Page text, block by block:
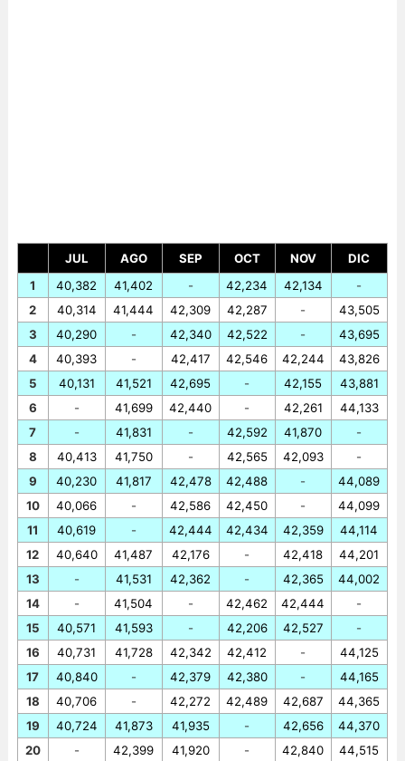
JUL AGO SEP OCT NOV
DIC
1
2
3
4
5
6
7
8
9
10
11
12
13
14
15
16
17
18
19
20
40,382
40,314
40,290
40,393
40,131
-
-
40,413
40,230
40,066
40,619
40,640
-
-
40,571
40,731
40,840
40,706
40,724
-
41,402
41,444
-
-
41,521
41,699
41,831
41,750
41,817
-
-
41,487
41,531
41,504
41,593
41,728
-
-
41,873
42,399
-
42,309
42,340
42,417
42,695
42,440
-
-
42,478
42,586
42,444
42,176
42,362
-
-
42,342
42,379
42,272
41,935
41,920
42,234
42,287
42,522
42,546
-
-
42,592
42,565
42,488
42,450
42,434
-
-
42,462
42,206
42,412
42,380
42,489
-
-
42,134
-
-
42,244
42,155
42,261
41,870
42,093
-
-
42,359
42,418
42,365
42,444
42,527
-
-
42,687
42,656
42,840
-
43,505
43,695
43,826
43,881
44,133
-
-
44,089
44,099
44,114
44,201
44,002
-
-
44,125
44,165
44,365
44,370
44,515